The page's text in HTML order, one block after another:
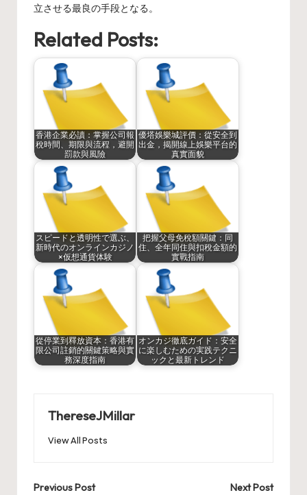
立させる最良の手段となる。
Related Posts:
香港企業必讀：掌握公司報
稅時間、期限與流程，避開
罰款與風險
優塔娛樂城評價：從安全到
出金，揭開線上娛樂平台的
真實面貌
スピードと透明性で選ぶ、
新時代のオンラインカジノ
×仮想通貨体験
把握父母免稅額關鍵：同
住、全年同住與扣稅金額的
實戰指南
從停業到釋放資本：香港有
限公司註銷的關鍵策略與實
務深度指南
オンカジ徹底ガイド：安全
に楽しむための実践テクニ
ックと最新トレンド
ThereseJMillar
View All Posts
Post
Previous Post Next Post